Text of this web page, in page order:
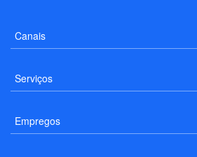
Canais
Serviços
Empregos